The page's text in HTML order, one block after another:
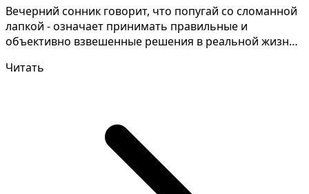
Вечерний сонник говорит, что попугай со сломанной
лапкой - означает принимать правильные и
объективно взвешенные решения в реальной жизни.
Читать